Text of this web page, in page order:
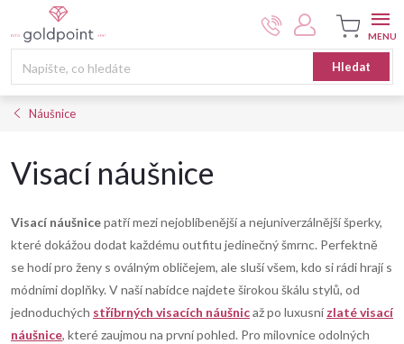
na
Hledat
Nákupní
košík
Náušnice
Visací náušnice
Visací náušnicepatří mezi nejoblíbenější a nejuniverzálnější šperky,
které dokážou dodat každému outfitu jedinečný šmrnc. Perfektně
se hodí pro ženy s oválným obličejem, ale sluší všem, kdo si rádi hrají s
módními doplňky. V naší nabídce najdete širokou škálu stylů, od
jednoduchých stříbrných visacích náušnicaž po luxusní zlaté visací
náušnice, které zaujmou na první pohled. Pro milovnice odolných